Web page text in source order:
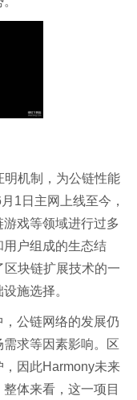
明机制，为公链性能
1日主网上线至今，
戏等领域进行过多
户组成的生态结
块链扩展技术的一
施选择。
公链网络的发展仍
求等因素影响。区
因此Harmony未来
体来看，这一项目